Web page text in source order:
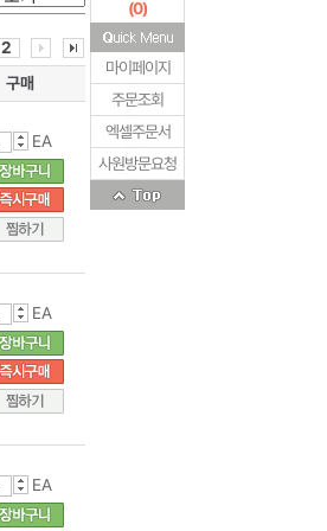
2
구매
EA
EA
EA
(0)
마이페이지
주문조회
엑셀주문서
사원방문요청